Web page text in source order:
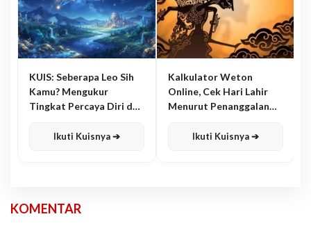
KUIS: Seberapa Leo Sih
Kamu? Mengukur
Tingkat Percaya Diri dan
Ikuti Kuisnya ➔
Kalkulator Weton
Online, Cek Hari Lahir
Menurut Penanggalan
Ikuti Kuisnya ➔
KOMENTAR